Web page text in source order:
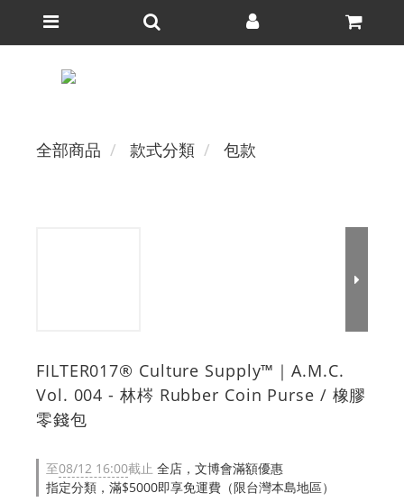
全部商品 款式分類 包款
FILTER017® Culture Supply™｜A.M.C.
Vol. 004 - 林梣 Rubber Coin Purse / 橡膠
零錢包
至08/12 16:00截止 全店，文博會滿額優惠
指定分類，滿$5000即享免運費（限台灣本島地區）